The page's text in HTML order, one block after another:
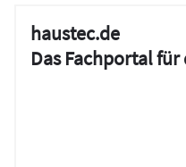
haustec.de
Das Fachportal